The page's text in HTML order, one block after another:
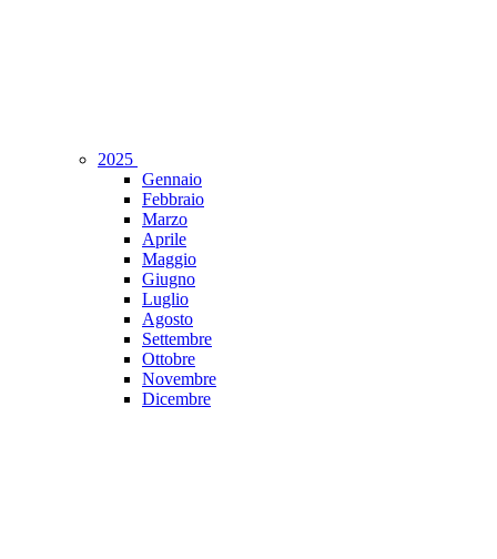
2025
Gennaio
Febbraio
Marzo
Aprile
Maggio
Giugno
Luglio
Agosto
Settembre
Ottobre
Novembre
Dicembre